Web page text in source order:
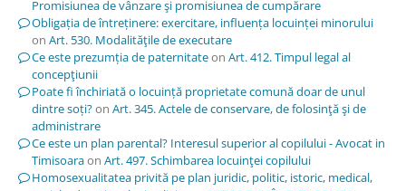
Promisiunea de vânzare şi promisiunea de cumpărare
Obligația de întreținere: exercitare, influența locuinței minorului
on Art. 530. Modalităţile de executare
Ce este prezumția de paternitateon Art. 412. Timpul legal al
concepţiunii
Poate fi închiriată o locuință proprietate comună doar de unul
dintre soți?on Art. 345. Actele de conservare, de folosinţă şi de
administrare
Ce este un plan parental? Interesul superior al copilului - Avocat in
Timisoaraon Art. 497. Schimbarea locuinţei copilului
Homosexualitatea privită pe plan juridic, politic, istoric, medical,